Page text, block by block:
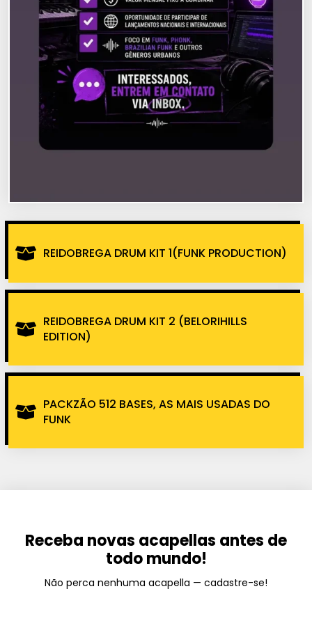
REIDOBREGA DRUM KIT 1(FUNK PRODUCTION)
REIDOBREGA DRUM KIT 2 (BELORIHILLS
EDITION)
PACKZÃO 512 BASES, AS MAIS USADAS DO
FUNK
Receba novas acapellas antes de
todo mundo!
Não perca nenhuma acapella — cadastre-se!